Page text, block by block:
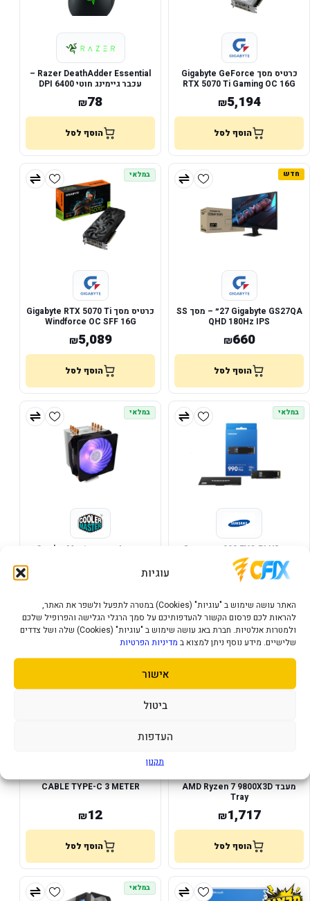
עוגיות
האתר עושה שימוש ב "עוגיות" (Cookies) במטרה לתפעל ולשפר את האתר,
להראות לכם פרסום הקשור להעדפותיכם על סמך הרגלי הגלישה והפרופיל שלכם
ולמטרות אנלטיות. חברת באג עושה שימוש ב "עוגיות" (Cookies) שלה ושל צדדים
שלישיים. מידע נוסף ניתן למצוא ב מדיניות הפרטיות
אישור
ביטול
העדפות
תקנון
כרטיס מסך Gigabyte GeForce
RTX 5070 Ti Gaming OC 16G
₪5,194
הוסף לסל
Razer DeathAdder Essential –
עכבר גיימינג חוטי 6400 DPI
₪78
הוסף לסל
חדש
Gigabyte GS27QA ‏27״ – מסך SS
IPS ‏QHD 180Hz
₪660
הוסף לסל
במלאי
כרטיס מסך Gigabyte RTX 5070 Ti
Windforce OC SFF 16G
₪5,089
הוסף לסל
במלאי
כונן Samsung 990 EVO PLUS
1TB
924
הוסף לסל
במלאי
קירור למעבד Cooler Master
הוסף לסל
מעבד AMD Ryzen 7 9800X3D
Tray
₪1,717
הוסף לסל
CABLE TYPE-C 3 METER
₪12
הוסף לסל
במלאי